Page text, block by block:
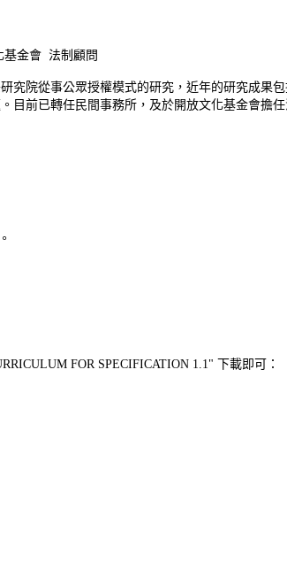
金會 法制顧問
究院從事公眾授權模式的研究，近年的研究成
目前已轉任民間事務所，及於開放文化基金會
FOR SPECIFICATION 1.1" 下載即可：